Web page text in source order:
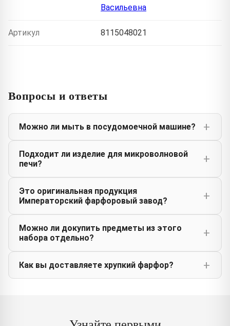
Васильевна
Артикул 8115048021
Вопросы и ответы
Можно ли мыть в посудомоечной машине?
Подходит ли изделие для микроволновой
печи?
Это оригинальная продукция
Императорский фарфоровый завод?
Можно ли докупить предметы из этого
набора отдельно?
Как вы доставляете хрупкий фарфор?